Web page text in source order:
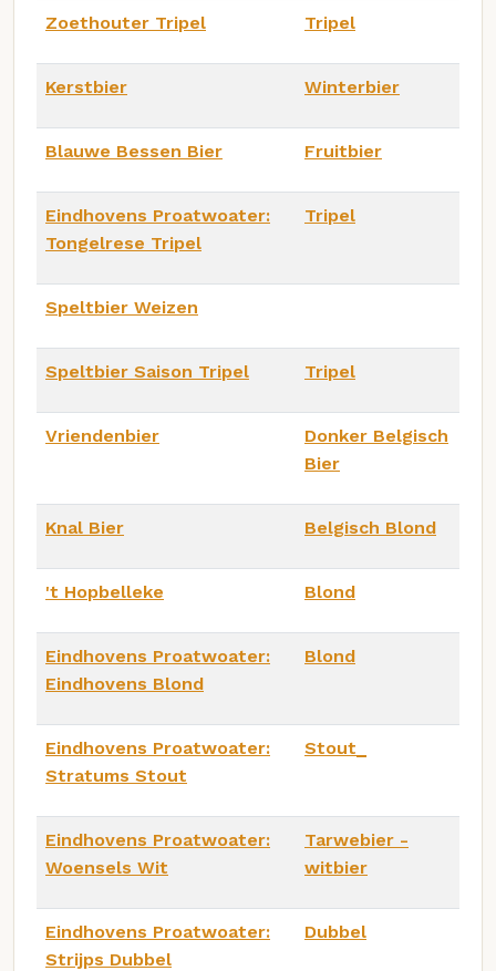
Zoethouter Tripel Tripel
Kerstbier Winterbier
Blauwe Bessen Bier Fruitbier
Eindhovens Proatwoater:
Tongelrese Tripel
Tripel
Speltbier Weizen
Speltbier Saison Tripel Tripel
Vriendenbier
Donker Belgisch
Bier
Knal Bier Belgisch Blond
't Hopbelleke Blond
Eindhovens Proatwoater:
Eindhovens Blond
Blond
Eindhovens Proatwoater:
Stratums Stout
Stout_
Eindhovens Proatwoater:
Woensels Wit
Tarwebier -
witbier
Eindhovens Proatwoater:
Strijps Dubbel
Dubbel